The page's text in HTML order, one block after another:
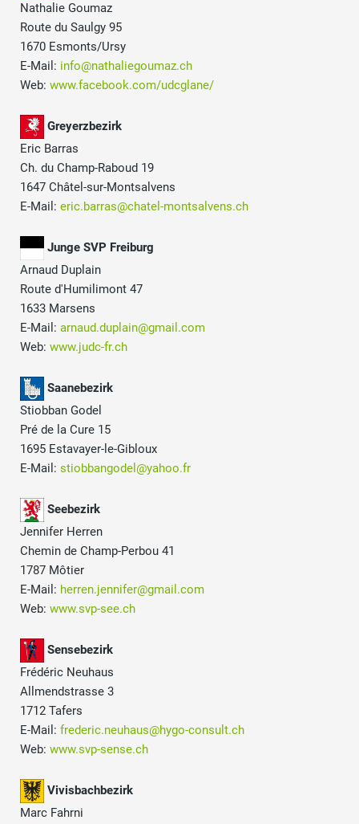
Nathalie Goumaz
Route du Saulgy 95
1670 Esmonts/Ursy
E-Mail: info@nathaliegoumaz.ch
Web: www.facebook.com/udcglane/
Greyerzbezirk
Eric Barras
Ch. du Champ-Raboud 19
1647 Châtel-sur-Montsalvens
E-Mail: eric.barras@chatel-montsalvens.ch
Junge SVP Freiburg
Arnaud Duplain
Route d'Humilimont 47
1633 Marsens
E-Mail: arnaud.duplain@gmail.com
Web: www.judc-fr.ch
Saanebezirk
Stiobban Godel
Pré de la Cure 15
1695 Estavayer-le-Gibloux
E-Mail: stiobbangodel@yahoo.fr
Seebezirk
Jennifer Herren
Chemin de Champ-Perbou 41
1787 Môtier
E-Mail: herren.jennifer@gmail.com
Web: www.svp-see.ch
Sensebezirk
Frédéric Neuhaus
Allmendstrasse 3
1712 Tafers
E-Mail: frederic.neuhaus@hygo-consult.ch
Web: www.svp-sense.ch
Vivisbachbezirk
Marc Fahrni